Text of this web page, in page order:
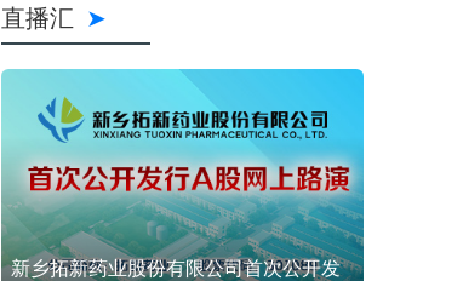
直播汇
新乡拓新药业股份有限公司首次公开发